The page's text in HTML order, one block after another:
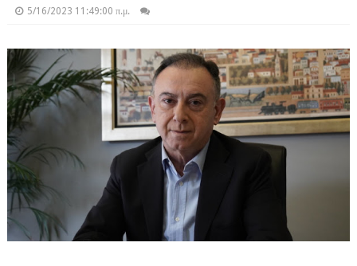
5/16/2023 11:49:00 π.μ.